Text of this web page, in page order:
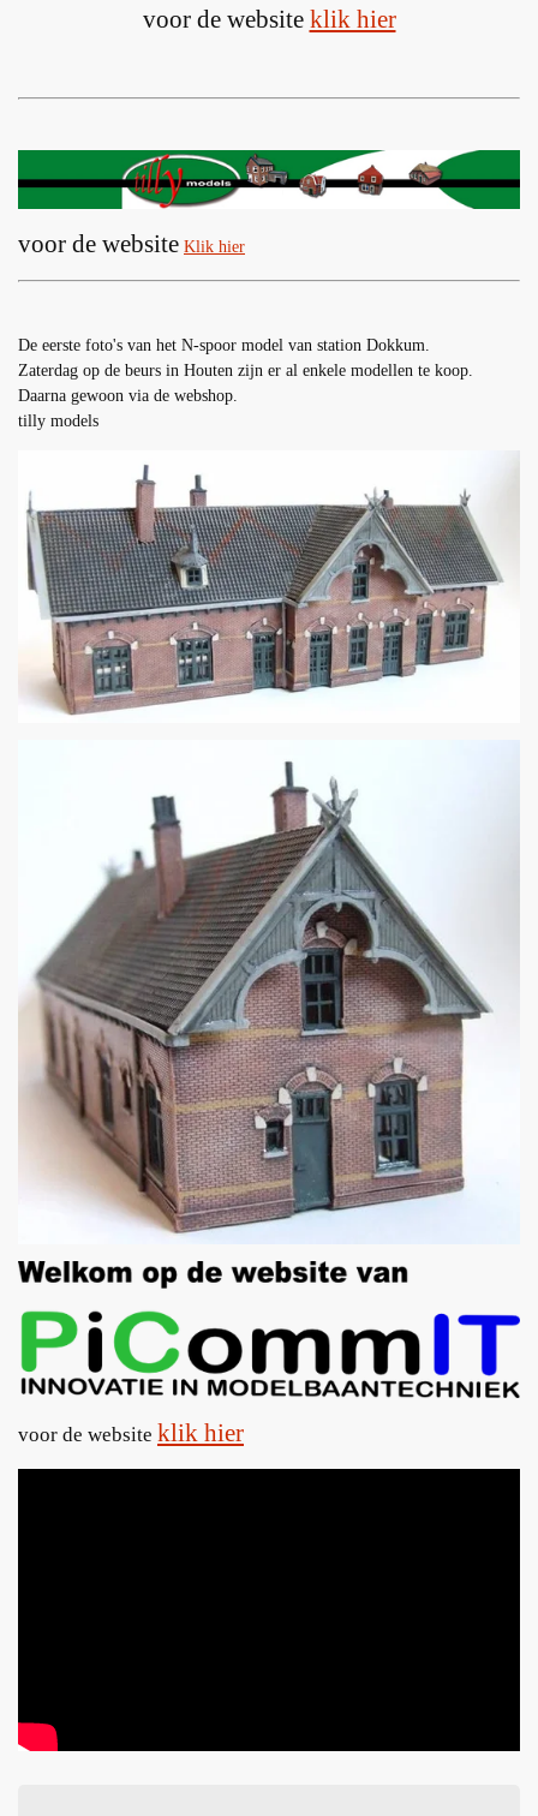
voor de website klik hier
voor de website Klik hier
De eerste foto's van het N-spoor model van station Dokkum.
Zaterdag op de beurs in Houten zijn er al enkele modellen te koop.
Daarna gewoon via de webshop.
tilly models
voor de website klik hier